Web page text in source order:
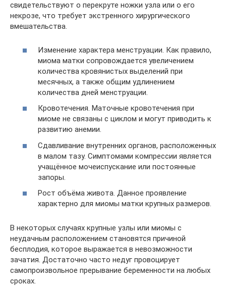
свидетельствуют о перекруте ножки узла или о его
некрозе, что требует экстренного хирургического
вмешательства.
Изменение характера менструации. Как правило,
миома матки сопровождается увеличением
количества кровянистых выделений при
месячных, а также общим удлинением
количества дней менструации.
Кровотечения. Маточные кровотечения при
миоме не связаны с циклом и могут приводить к
развитию анемии.
Сдавливание внутренних органов, расположенных
в малом тазу. Симптомами компрессии является
учащённое мочеиспускание или постоянные
запоры.
Рост объёма живота. Данное проявление
характерно для миомы матки крупных размеров.
В некоторых случаях крупные узлы или миомы с
неудачным расположением становятся причиной
бесплодия, которое выражается в невозможности
зачатия. Достаточно часто недуг провоцирует
самопроизвольное прерывание беременности на любых
сроках.